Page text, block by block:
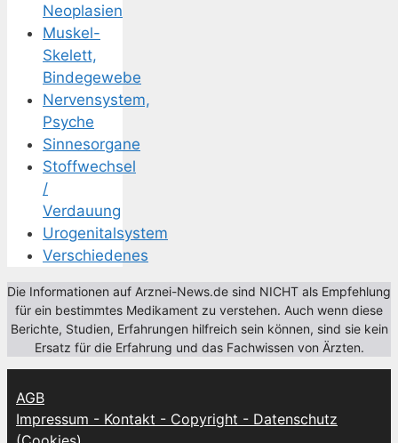
Neoplasien
Muskel-
Skelett,
Bindegewebe
Nervensystem,
Psyche
Sinnesorgane
Stoffwechsel
/
Verdauung
Urogenitalsystem
Verschiedenes
Die Informationen auf Arznei-News.de sind NICHT als Empfehlung
für ein bestimmtes Medikament zu verstehen. Auch wenn diese
Berichte, Studien, Erfahrungen hilfreich sein können, sind sie kein
Ersatz für die Erfahrung und das Fachwissen von Ärzten.
AGB
Impressum - Kontakt - Copyright - Datenschutz